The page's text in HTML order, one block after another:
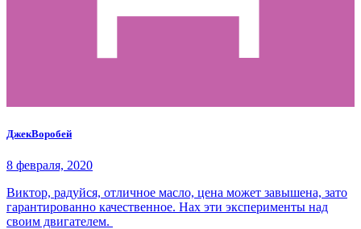
ДжекВоробей
8 февраля, 2020
Виктор, радуйся, отличное масло, цена может завышена, зато
гарантированно качественное. Нах эти эксперименты над
своим двигателем.